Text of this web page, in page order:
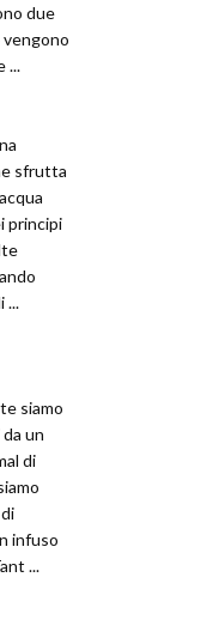
due
vengono
...
sfrutta
principi
...
siamo
un
di
infuso
...